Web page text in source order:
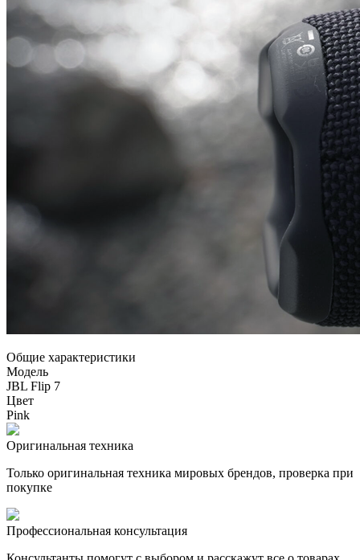
Общие характеристики
Модель
JBL Flip 7
Цвет
Pink
Оригинальная техника
Только оригинальная техника мировых брендов, проверка при
покупке
Профессиональная консультация